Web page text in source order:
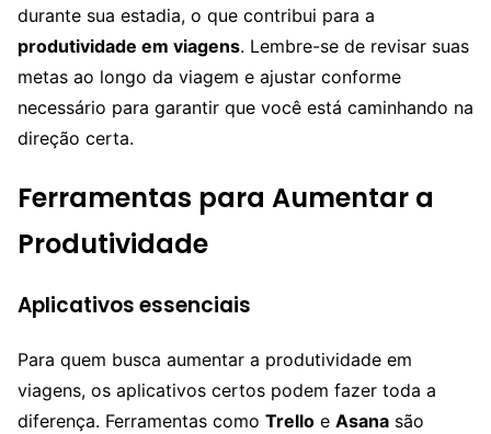
durante sua estadia, o que contribui para a
produtividade em viagens. Lembre-se de revisar suas
metas ao longo da viagem e ajustar conforme
necessário para garantir que você está caminhando na
direção certa.
Ferramentas para Aumentar a
Produtividade
Aplicativos essenciais
Para quem busca aumentar a produtividade em
viagens, os aplicativos certos podem fazer toda a
diferença. Ferramentas como Trello e Asana são